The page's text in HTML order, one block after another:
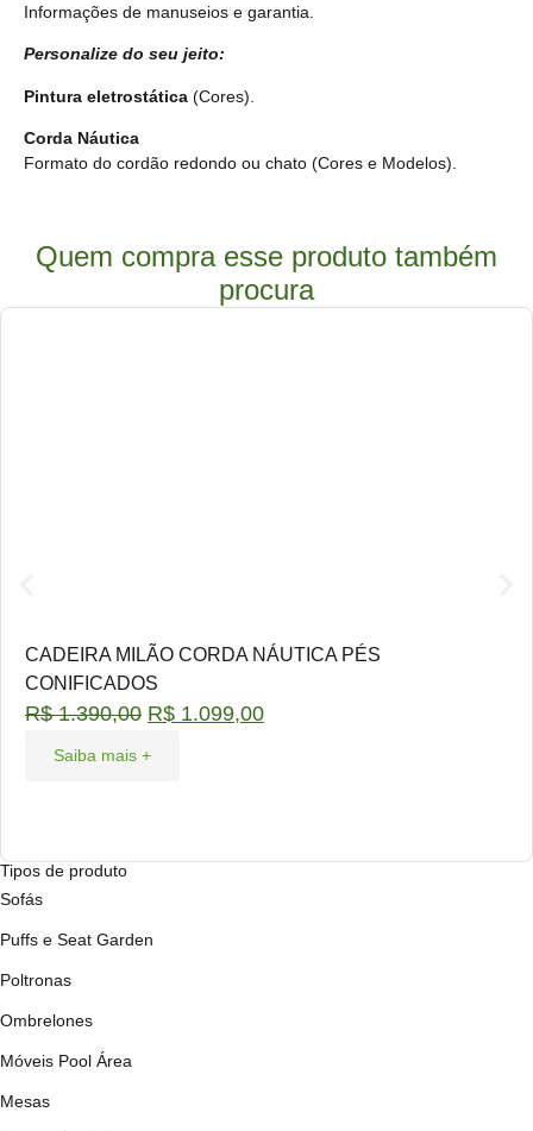
Informações de manuseios e garantia.
Personalize do seu jeito:
Pintura eletrostática (Cores).
Corda Náutica
Formato do cordão redondo ou chato (Cores e Modelos).
Quem compra esse produto também
procura
CADEIRA MILÃO CORDA NÁUTICA PÉS
CONIFICADOS
R$1.390,00 R$ 1.099,00
Saiba mais +
Tipos de produto
Sofás
Puffs e Seat Garden
Poltronas
Ombrelones
Móveis Pool Área
Mesas